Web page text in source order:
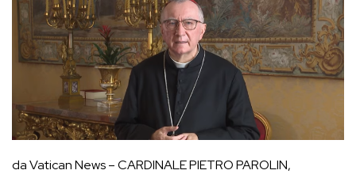
da Vatican News – CARDINALE PIETRO PAROLIN,